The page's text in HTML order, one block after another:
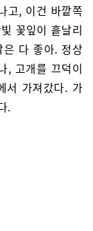
고, 이건 바깥쪽
꽃잎이 흩날리
은 다 좋아. 정상
, 고개를 끄덕이
서 가져갔다. 가
.